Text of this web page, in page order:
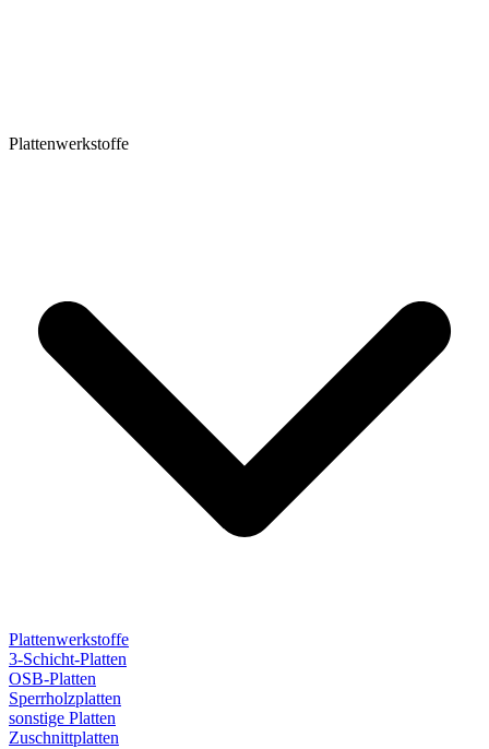
Plattenwerkstoffe
Plattenwerkstoffe
3-Schicht-Platten
OSB-Platten
Sperrholzplatten
sonstige Platten
Zuschnittplatten